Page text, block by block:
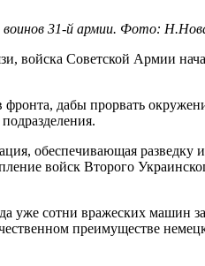
воинов 31-й армии. Фото:
войска Советской Армии
дабы прорвать
обеспечивающая
войск Второго
сотни вражеских машин
преимуществе